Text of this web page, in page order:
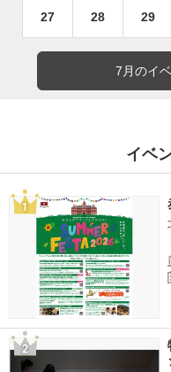
27 28 29
7月のイ
イベ